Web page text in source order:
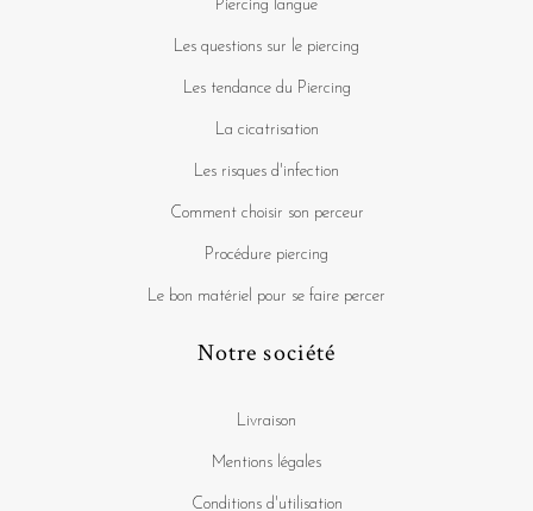
Piercing langue
Les questions sur le piercing
Les tendance du Piercing
La cicatrisation
Les risques d'infection
Comment choisir son perceur
Procédure piercing
Le bon matériel pour se faire percer
Notre société
Livraison
Mentions légales
Conditions d'utilisation